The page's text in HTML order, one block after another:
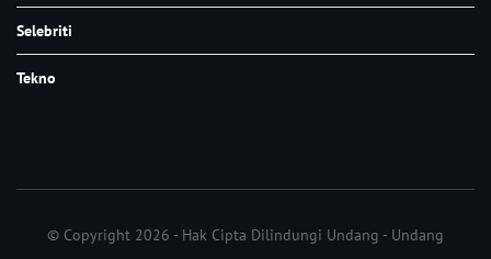
Selebriti
Tekno
© Copyright 2026 - Hak Cipta Dilindungi Undang - Undang